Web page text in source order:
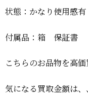
状態：かなり使用感有
付属品：箱 保証書
こちらのお品物を高
気になる買取金額は、